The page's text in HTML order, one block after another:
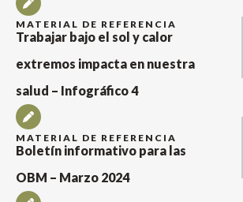
Trabajar bajo el sol y calor
extremos impacta en nuestra
salud – Infográfico 4
MATERIAL DE REFERENCIA
Boletín informativo para las
OBM – Marzo 2024
MATERIAL DE REFERENCIA